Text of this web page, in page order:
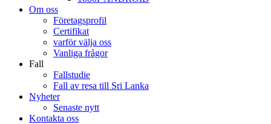
Om oss
Företagsprofil
Certifikat
varför välja oss
Vanliga frågor
Fall
Fallstudie
Fall av resa till Sri Lanka
Nyheter
Senaste nytt
Kontakta oss